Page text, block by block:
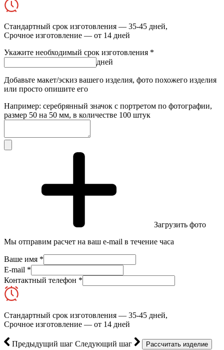
Стандартный срок изготовления — 35-45 дней,
Срочное изготовление — от 14 дней
Укажите необходимый срок изготовления *
дней
Добавьте макет/эскиз вашего изделия, фото похожего изделия
или просто опишите его
Например: серебрянный значок с портретом по фотографии,
размер 50 на 50 мм, в количестве 100 штук
Загрузить фото
Мы отправим расчет на ваш e-mail в течение часа
Ваше имя *
E-mail *
Контактный телефон *
Стандартный срок изготовления — 35-45 дней,
Срочное изготовление — от 14 дней
Предыдущий шаг Следующий шаг